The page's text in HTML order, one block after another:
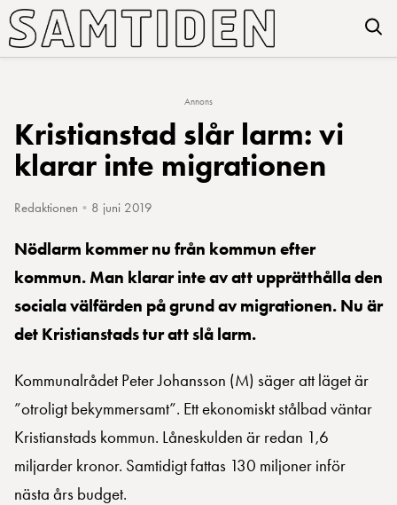
Annons
Kristianstad slår larm: vi
klarar inte migrationen
Redaktionen • 8 juni 2019
Nödlarm kommer nu från kommun efter
kommun. Man klarar inte av att upprätthålla den
sociala välfärden på grund av migrationen. Nu är
det Kristianstads tur att slå larm.
Kommunalrådet Peter Johansson (M) säger att läget är
”otroligt bekymmersamt”. Ett ekonomiskt stålbad väntar
Kristianstads kommun. Låneskulden är redan 1,6
miljarder kronor. Samtidigt fattas 130 miljoner inför
nästa års budget.